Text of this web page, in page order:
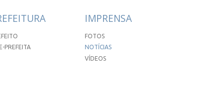
PREFEITA
IMPRENSA
FOTOS
NOTÍCIAS
VÍDEOS